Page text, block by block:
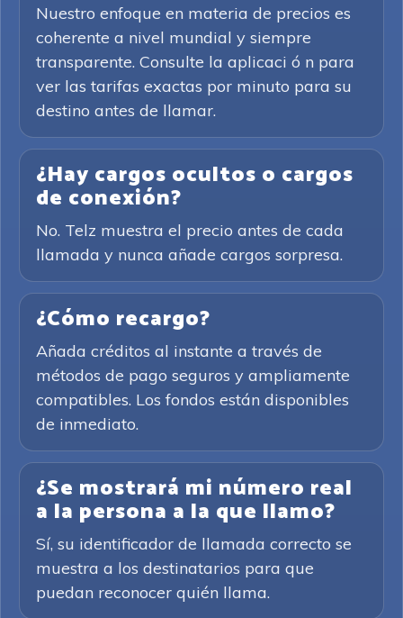
Nuestro enfoque en materia de precios es
coherente a nivel mundial y siempre
transparente. Consulte la aplicaci ó n para
ver las tarifas exactas por minuto para su
destino antes de llamar.
¿Hay cargos ocultos o cargos
de conexión?
No. Telz muestra el precio antes de cada
llamada y nunca añade cargos sorpresa.
¿Cómo recargo?
Añada créditos al instante a través de
métodos de pago seguros y ampliamente
compatibles. Los fondos están disponibles
de inmediato.
¿Se mostrará mi número real
a la persona a la que llamo?
Sí, su identificador de llamada correcto se
muestra a los destinatarios para que
puedan reconocer quién llama.